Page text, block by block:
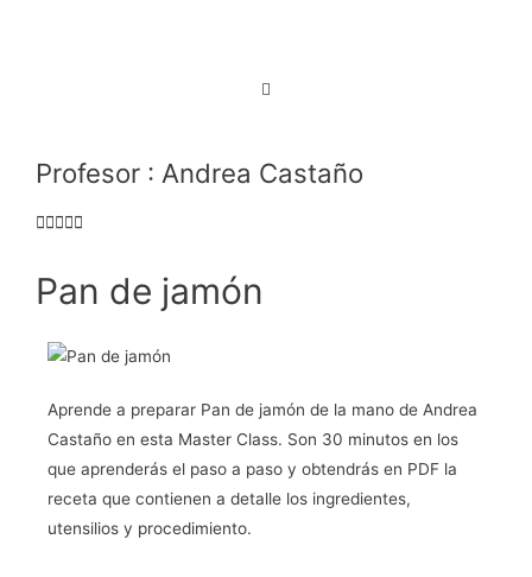
Profesor : Andrea Castaño
Pan de jamón
Aprende a preparar Pan de jamón de la mano de Andrea
Castaño en esta Master Class. Son 30 minutos en los
que aprenderás el paso a paso y obtendrás en PDF la
receta que contienen a detalle los ingredientes,
utensilios y procedimiento.